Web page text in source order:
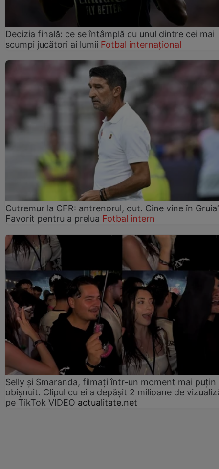
Decizia finală: ce se întâmplă cu unul dintre cei mai
scumpi jucători ai lumii Fotbal internațional
Cutremur la CFR: antrenorul, out. Cine vine în
Favorit pentru a prelua Fotbal intern
Selly și Smaranda, filmați într-un moment mai puțin
obișnuit. Clipul cu ei a depășit 2 milioane de
pe TikTok VIDEO actualitate.net